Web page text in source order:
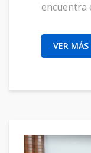
encuentra
VER MÁS